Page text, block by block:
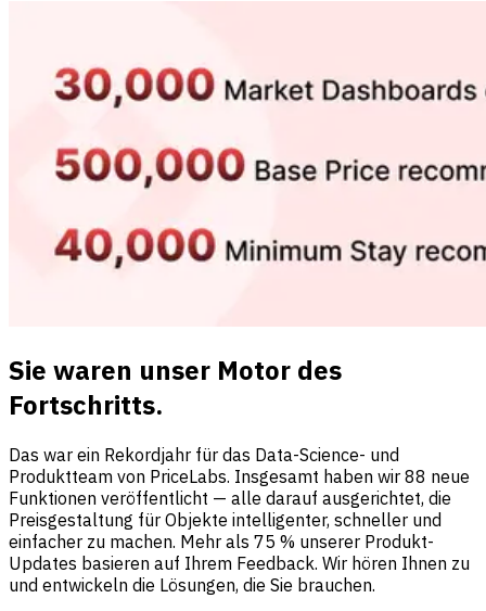
Sie waren unser Motor des
Fortschritts.
Das war ein Rekordjahr für das Data-Science- und
Produktteam von PriceLabs. Insgesamt haben wir 88 neue
Funktionen veröffentlicht — alle darauf ausgerichtet, die
Preisgestaltung für Objekte intelligenter, schneller und
einfacher zu machen. Mehr als 75 % unserer Produkt-
Updates basieren auf Ihrem Feedback. Wir hören Ihnen zu
und entwickeln die Lösungen, die Sie brauchen.